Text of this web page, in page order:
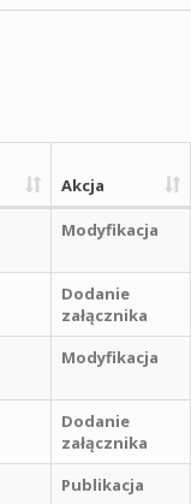
Akcja
Modyfikacja
Dodanie
załącznika
Modyfikacja
Dodanie
załącznika
Publikacja